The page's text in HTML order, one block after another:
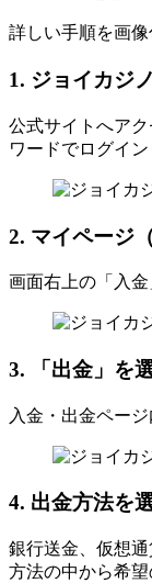
詳しい手順を画像
1. ジョイカジ
公式サイトへア
ワードでログイン
2. マイページ
画面右上の「入金
3. 「出金」を
入金・出金ペー
4. 出金方法を
銀行送金、仮想
方法の中から希望